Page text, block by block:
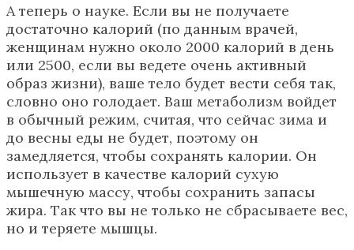
А теперь о науке. Если вы не получаете
достаточно калорий (по данным врачей,
женщинам нужно около 2000 калорий в день
или 2500, если вы ведете очень активный
образ жизни), ваше тело будет вести себя так,
словно оно голодает. Ваш метаболизм войдет
в обычный режим, считая, что сейчас зима и
до весны еды не будет, поэтому он
замедляется, чтобы сохранять калории. Он
использует в качестве калорий сухую
мышечную массу, чтобы сохранить запасы
жира. Так что вы не только не сбрасываете вес,
но и теряете мышцы.